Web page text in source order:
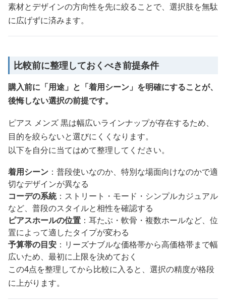
素材とデザインの方向性を先に絞ることで、選択肢を無駄
に広げずに済みます。
比較前に整理しておくべき前提条件
購入前に「用途」と「着用シーン」を明確にすることが、
後悔しない選択の前提です。
ピアス メンズ 黒は幅広いラインナップが存在するため、
目的を絞らないと選びにくくなります。
以下を自分に当てはめて整理してください。
着用シーン ：普段使いなのか、特別な場面向けなのかで適
切なデザインが異なる
コーデの系統：ストリート・モード・シンプルカジュアル
など、普段のスタイルと相性を確認する
ピアスホールの位置 ：耳たぶ・軟骨・複数ホールなど、位
置によって適したタイプが変わる
予算帯の目安 ：リーズナブルな価格帯から高価格帯まで幅
広いため、最初に上限を決めておく
この4点を整理してから比較に入ると、選択の精度が格段
に上がります。